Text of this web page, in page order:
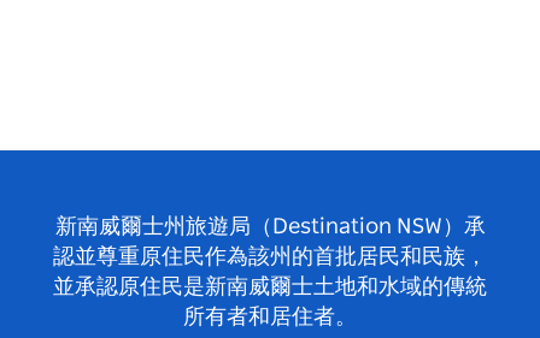
新南威爾士州旅遊局（Destination NSW）承
認並尊重原住民作為該州的首批居民和民族，
並承認原住民是新南威爾士土地和水域的傳統
所有者和居住者。